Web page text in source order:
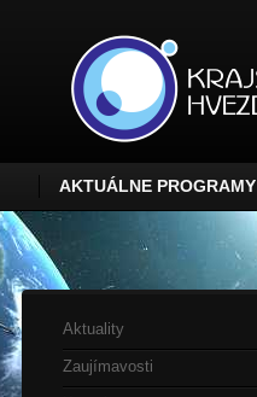
AKTUÁLNE PROGRAMY
Aktuality
Zaujímavosti